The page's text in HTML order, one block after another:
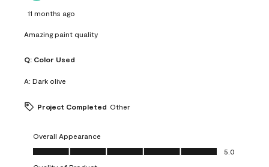
11 months ago
Amazing paint quality
Q: Color Used
A: Dark olive
Project Completed Other
Overall Appearance
Overall Appearance, 5.0 out of 5
5.0